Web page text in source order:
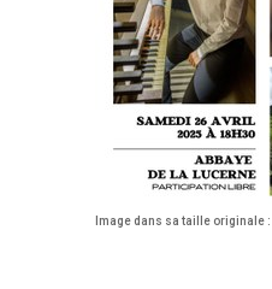
Image dans sa taille originale :